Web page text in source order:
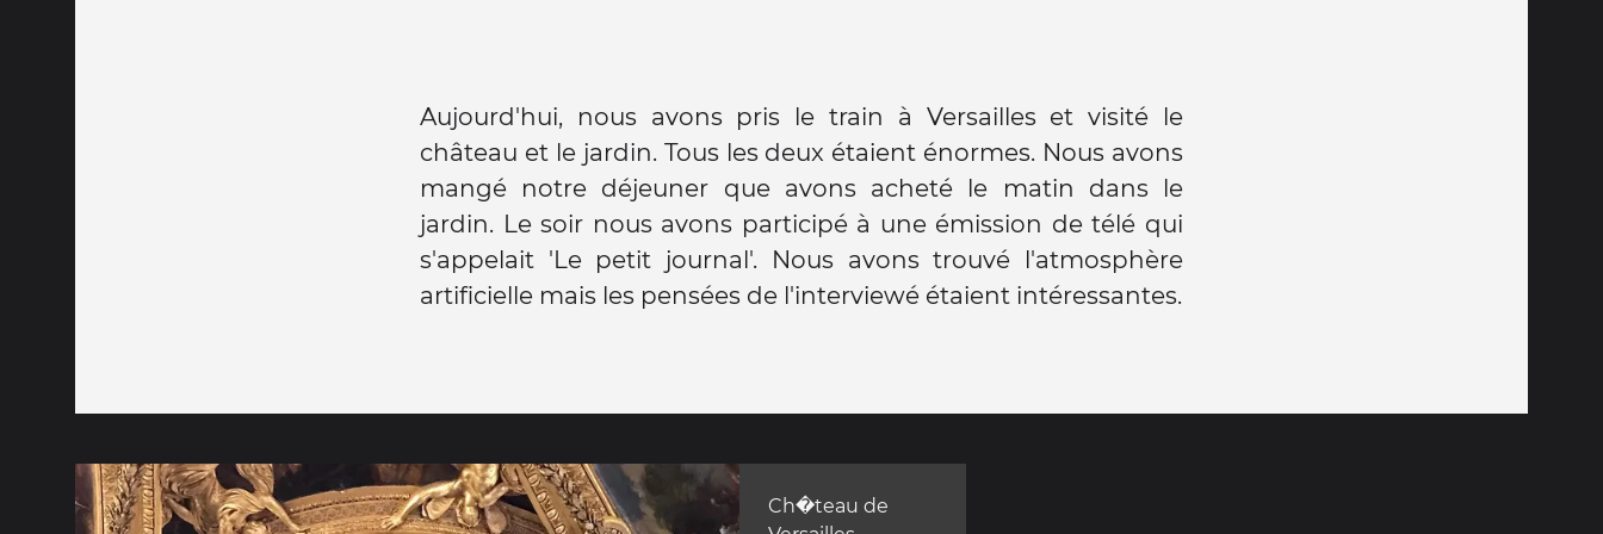
Aujourd'hui, nous avons pris le train à Versailles et visité le
château et le jardin. Tous les deux étaient énormes. Nous avons
mangé notre déjeuner que avons acheté le matin dans le
jardin. Le soir nous avons participé à une émission de télé qui
s'appelait 'Le petit journal'. Nous avons trouvé l'atmosphère
artificielle mais les pensées de l'interviewé étaient intéressantes.
Ch�teau de